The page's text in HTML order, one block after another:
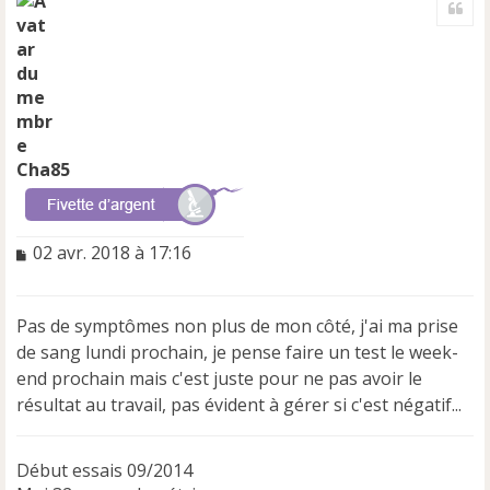
Cha85
M
a
g
e
n
o
u
02 avr. 2018 à 17:16
Pas de symptômes non plus de mon côté, j'ai ma prise
de sang lundi prochain, je pense faire un test le week-
end prochain mais c'est juste pour ne pas avoir le
résultat au travail, pas évident à gérer si c'est négatif...
Début essais 09/2014